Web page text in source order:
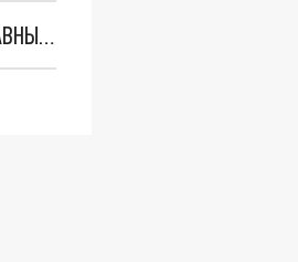
"МЫ ВАС ЗАСТАВИМ": ЖУТКИЕ ДЕТАЛИ ОХОТЫ НА ГЕНЕРАЛА. ЗЕЛЕНСКИЙ ОБЪЯСНИЛ ГЛАВНЫЙ СМЫСЛ ТЕРАКТА В ЦЕНТРЕ МОСКВЫ